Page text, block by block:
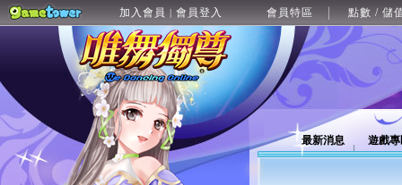
加入會員 | 會員登入 會員特區 點數 / 儲
最新消息 遊戲